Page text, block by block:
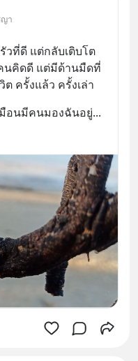
ญา
วที่ดี แต่กลับเติบโต
นคิดดี แต่มีด้านมืดที่
ครั้งแล้ว ครั้งเล่า
อนมีคนมองฉันอยู่